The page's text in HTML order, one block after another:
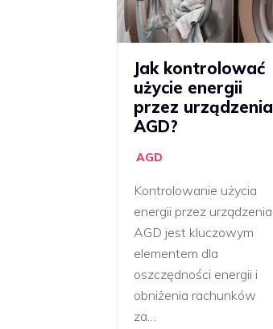
Jak kontrolować
użycie energii
przez urządzenia
AGD?
AGD
Kontrolowanie użycia
energii przez urządzenia
AGD jest kluczowym
elementem dla
oszczędności energii i
obniżenia rachunków
za…